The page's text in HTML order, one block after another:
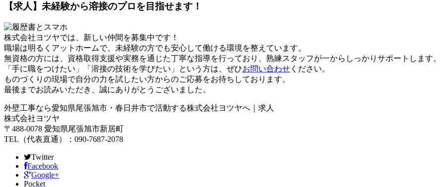
【求人】未経験から溶接のプロを目指せます！
株式会社ヨツヤでは、新しい仲間を募集中です！
職場は明るくアットホームで、未経験の方でも安心して働ける環境を整えています。
無資格の方には、資格取得支援や実務を通じた丁寧な指導を行っており、熟練スタッフが一からしっかりサポートします。
「手に職をつけたい」「溶接の技術を学びたい」という方は、ぜひお問い合わせ ください。
ものづくりの現場で自分の力を試したい方からのご応募をお待ちしております。
最後までお読みいただき、誠にありがとうございました。
外壁工事なら愛知県尾張旭市・春日井市で活動する株式会社ヨツヤへ｜求人
株式会社ヨツヤ
〒488-0078 愛知県尾張旭市新居町
TEL（代表直通）：090-7687-2078
Twitter
Facebook
Google+
Pocket